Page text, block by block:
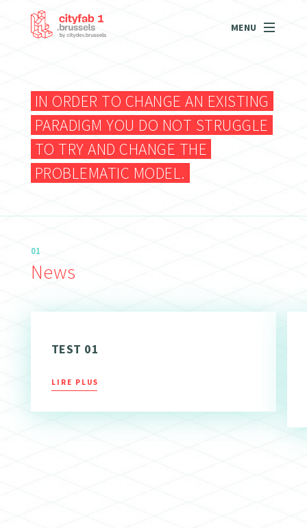
MENU
IN ORDER TO CHANGE AN EXISTING
PARADIGM YOU DO NOT STRUGGLE
TO TRY AND CHANGE THE
PROBLEMATIC MODEL.
01
News
TEST 01
LIRE PLUS